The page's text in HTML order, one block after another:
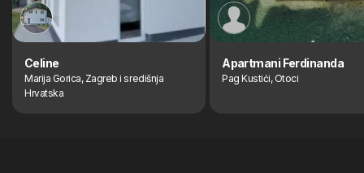
Celine
Marija Gorica, Zagreb i središnja
Hrvatska
Apartmani Ferdinanda
Pag Kustići, Otoci